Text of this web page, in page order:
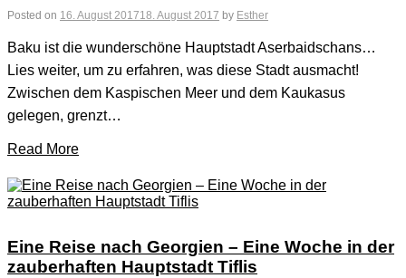
Posted on 16. August 201718. August 2017 by Esther
Baku ist die wunderschöne Hauptstadt Aserbaidschans…
Lies weiter, um zu erfahren, was diese Stadt ausmacht!
Zwischen dem Kaspischen Meer und dem Kaukasus
gelegen, grenzt…
Read More
Eine Reise nach Georgien – Eine Woche in der
zauberhaften Hauptstadt Tiflis